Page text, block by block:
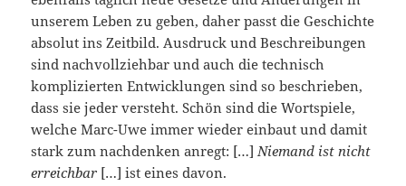
unserem Leben zu geben, daher passt die Geschichte
absolut ins Zeitbild. Ausdruck und Beschreibungen
sind nachvollziehbar und auch die technisch
komplizierten Entwicklungen sind so beschrieben,
dass sie jeder versteht. Schön sind die Wortspiele,
welche Marc-Uwe immer wieder einbaut und damit
stark zum nachdenken anregt: […]Niemand ist nicht
erreichbar […] ist eines davon.